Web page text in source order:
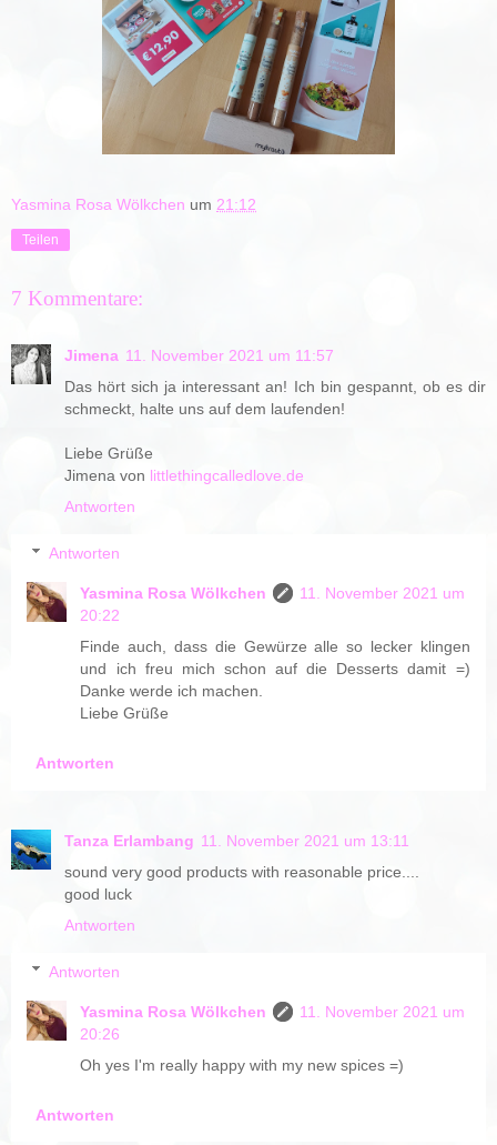
Yasmina Rosa Wölkchen um 21:12
Teilen
7 Kommentare:
Jimena 11. November 2021 um 11:57
Das hört sich ja interessant an! Ich bin gespannt, ob es dir
schmeckt, halte uns auf dem laufenden!
Liebe Grüße
Jimena von littlethingcalledlove.de
Antworten
Antworten
Yasmina Rosa Wölkchen
11. November 2021 um
20:22
Finde auch, dass die Gewürze alle so lecker klingen
und ich freu mich schon auf die Desserts damit =)
Danke werde ich machen.
Liebe Grüße
Antworten
Tanza Erlambang 11. November 2021 um 13:11
sound very good products with reasonable price....
good luck
Antworten
Antworten
Yasmina Rosa Wölkchen
11. November 2021 um
20:26
Oh yes I'm really happy with my new spices =)
Antworten